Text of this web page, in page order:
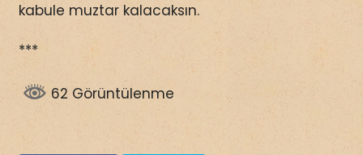
kabule muztar kalacaksın.
***
62 Görüntülenme